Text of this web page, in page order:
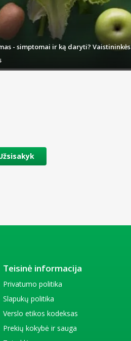
- simptomai ir ką daryti? Vaistininkės
Teisinė informacija
Privatumo politika
Slapukų politika
Verslo etikos kodeksas
Prekių kokybė ir sauga